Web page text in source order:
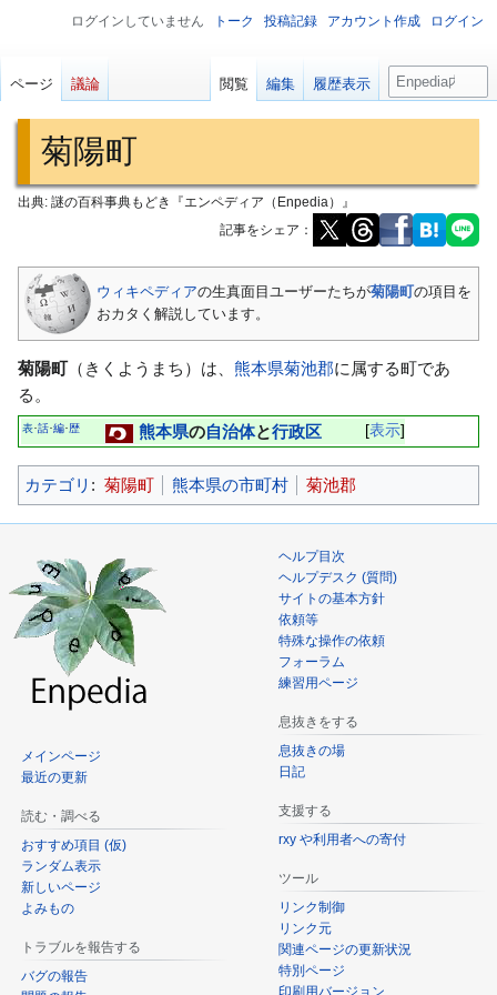
菊陽町
出典: 謎の百科事典もどき『エンペディア（Enpedia）』
記事をシェア：
ビ
ー
シ
ョ
ン
に
移
索
移
動
ウィキペディアの生真面目ユーザーたちが菊陽町の項目を
おカタく解説しています。
菊陽町（きくようまち）は、 熊本県菊池郡に属する町であ
る。
表示
表･話･編･歴 熊本県の自治体と行政区
カテゴリ : 菊陽町 熊本県の市町村 菊池郡
ログインしていません トーク 投稿記録 アカウント作成 ログイン
ページ 議論 閲覧 編集 履歴表示
検
索
メインページ
最近の更新
読む・調べる
おすすめ項目 (仮)
ランダム表示
新しいページ
よみもの
トラブルを報告する
バグの報告
ヘルプ目次
ヘルプデスク (質問)
サイトの基本方針
依頼等
特殊な操作の依頼
フォーラム
練習用ページ
息抜きをする
息抜きの場
日記
支援する
rxy や利用者への寄付
ツール
リンク制御
リンク元
関連ページの更新状況
特別ページ
印刷用バージョン